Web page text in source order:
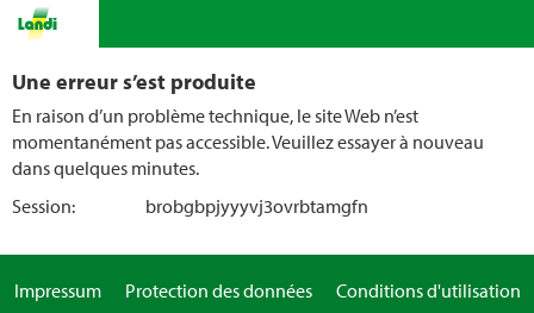
Une erreur s’est produite
En raison d’un problème technique, le site Web n’est
momentanément pas accessible. Veuillez essayer à nouveau
dans quelques minutes.
Session:
brobgbpjyyyvj3ovrbtamgfn
Impressum Protection des données
Conditions d'utilisation